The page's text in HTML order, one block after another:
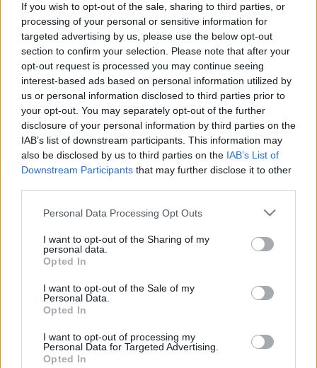
If you wish to opt-out of the sale, sharing to third parties, or
processing of your personal or sensitive information for
targeted advertising by us, please use the below opt-out
section to confirm your selection. Please note that after your
opt-out request is processed you may continue seeing
interest-based ads based on personal information utilized by
us or personal information disclosed to third parties prior to
your opt-out. You may separately opt-out of the further
disclosure of your personal information by third parties on the
IAB’s list of downstream participants. This information may
also be disclosed by us to third parties on the IAB’s List of
Downstream Participants that may further disclose it to other
Please note that this website/app uses one or more Google
not limited to your visit or usage behaviour. You may click to
grant or deny consent to Google and its third-party tags to
use your data for below specified purposes in below Google
consent section.
Personal Data Processing Opt Outs
I want to opt-out of the Sharing of my
personal data.
Opted In
I want to opt-out of the Sale of my
Personal Data.
Opted In
I want to opt-out of processing my
Personal Data for Targeted Advertising.
Opted In
LEGFRISSEBB
Országos hírek
Kecskeméten is szakirányú továbbképzésekkel erősít a Gál
Ferenc Egyetem
Kiemelt fontosságú a Gál Ferenc Egyetem számára a jövőbe
mutató szakmai felkészültség átadása, a folyamatos szakmai
fejlődés támogatása.
Országos hírek
A lakosságra is fontos szerep hárul a szúnyoginvázió
elkerülésében
tigrisszúnyog a vízhiány ellenére is talál szaporodási helyet a
vödrökben, gyermekjátékokban.
Túlfogyasztás napja - július 30-ra felhasználta az
emberiség a Föld egész évre elegendő erőforrásait
Ma van idén a túlfogyasztás világnapja: az emberiség eddigre
használta fel mindazokat a természeti erőforrásokat, amelyeket
bolygónk egy év alatt képes megújítani. Ettől a naptól kezdve
ökológiai értelemben már „hitelből élünk” – hívta fel a figyelmet